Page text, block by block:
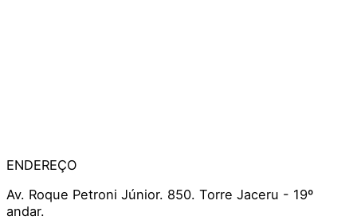
ENDEREÇO
Av. Roque Petroni Júnior. 850. Torre Jaceru - 19º
andar.